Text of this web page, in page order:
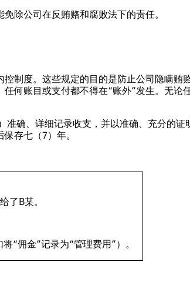
除公司在反贿赂和腐败法下的责任。
制度。这些规定的目的是防止公司隐瞒贿
何账目或支付都不得在“账外”发生。无
确、详细记录收支，并以准确、充分的
存七（7）年。
了B某。
“佣金”记录为“管理费用”）。